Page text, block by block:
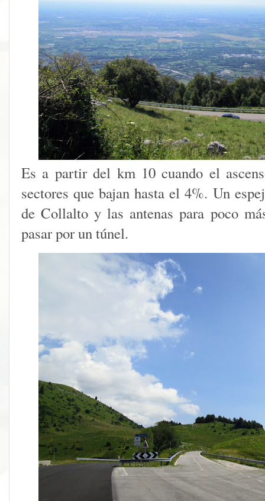
Es a partir del km 10 cuando el
sectores que bajan hasta el 4%. Un
de Collalto y las antenas para poco
pasar por un túnel.